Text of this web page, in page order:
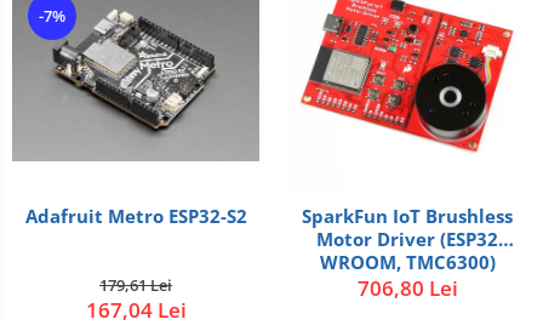
-7%
Adafruit Metro ESP32-S2
179,61 Lei
167,04 Lei
SparkFun IoT Brushless
Motor Driver (ESP32
WROOM, TMC6300)
706,80 Lei